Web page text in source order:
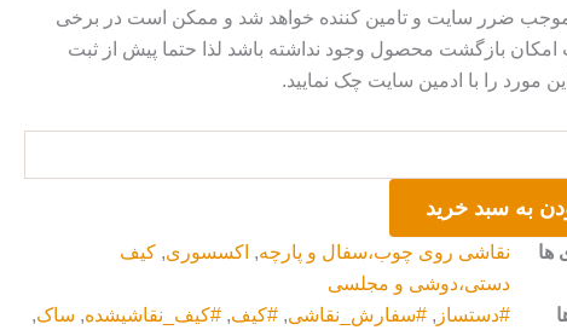
ضرر سایت و تامین کننده خواهد شد و ممکن است در برخی
بازگشت محصول وجود نداشته باشد لذا حتما پیش از ثبت
مورد را با ادمین سایت چک نمایید.
به سبد خرید
ها نقاشی روی چوب،سفال و پارچه, اکسسوری,کیف
دستی،دوشی و مجلسی
#دستساز ,#سفارش_نقاشی,#کیف,#کیف_نقاشیشده, ساک,